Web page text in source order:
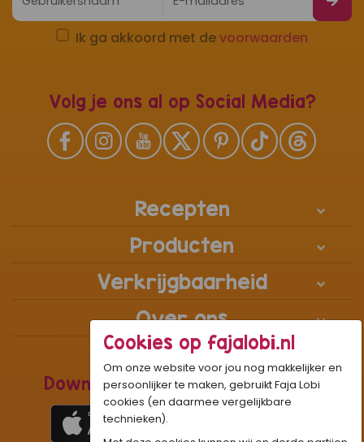
Ik ga akkoord met devoorwaarden
Volg je ons al op Social Media?
Recepten
Producten
Verkrijgbaarheid
Over ons
Download de Recepten Webapp
Cookies op fajalobi.nl
Om onze website voor jou nog makkelijker en
persoonlijker te maken, gebruikt Faja Lobi
cookies (en daarmee vergelijkbare
technieken).